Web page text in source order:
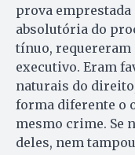
prova emprestada
absolutória do
tínuo, requereram
executivo. Eram
naturais do
forma diferente o
mesmo crime. Se
deles, nem